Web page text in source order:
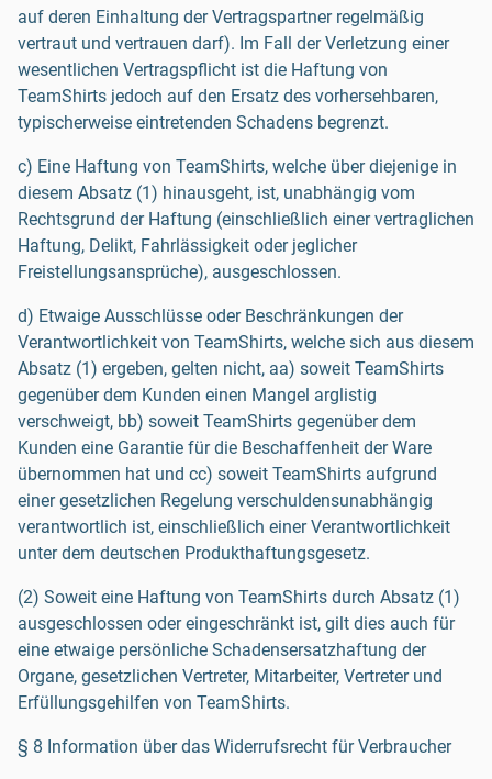
auf deren Einhaltung der Vertragspartner regelmäßig
vertraut und vertrauen darf). Im Fall der Verletzung einer
wesentlichen Vertragspflicht ist die Haftung von
TeamShirts jedoch auf den Ersatz des vorhersehbaren,
typischerweise eintretenden Schadens begrenzt.
c) Eine Haftung von TeamShirts, welche über diejenige in
diesem Absatz (1) hinausgeht, ist, unabhängig vom
Rechtsgrund der Haftung (einschließlich einer vertraglichen
Haftung, Delikt, Fahrlässigkeit oder jeglicher
Freistellungsansprüche), ausgeschlossen.
d) Etwaige Ausschlüsse oder Beschränkungen der
Verantwortlichkeit von TeamShirts, welche sich aus diesem
Absatz (1) ergeben, gelten nicht, aa) soweit TeamShirts
gegenüber dem Kunden einen Mangel arglistig
verschweigt, bb) soweit TeamShirts gegenüber dem
Kunden eine Garantie für die Beschaffenheit der Ware
übernommen hat und cc) soweit TeamShirts aufgrund
einer gesetzlichen Regelung verschuldensunabhängig
verantwortlich ist, einschließlich einer Verantwortlichkeit
unter dem deutschen Produkthaftungsgesetz.
(2) Soweit eine Haftung von TeamShirts durch Absatz (1)
ausgeschlossen oder eingeschränkt ist, gilt dies auch für
eine etwaige persönliche Schadensersatzhaftung der
Organe, gesetzlichen Vertreter, Mitarbeiter, Vertreter und
Erfüllungsgehilfen von TeamShirts.
§ 8 Information über das Widerrufsrecht für Verbraucher